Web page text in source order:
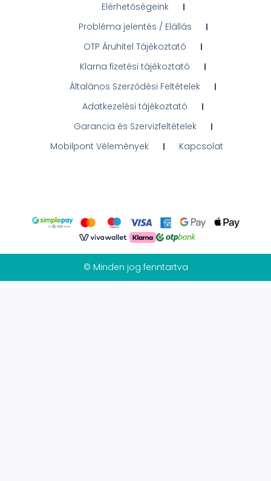
Elérhetőségeink
Probléma jelentés / Elállás
OTP Áruhitel Tájékoztató
Klarna fizetési tájékoztató
Általános Szerződési Feltételek
Adatkezelési tájékoztató
Garancia és Szervizfeltételek
Mobilpont Vélemények
Kapcsolat
© Minden jog fenntartva